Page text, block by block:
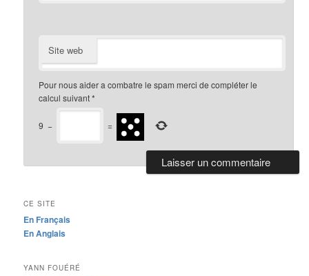
Site web
Pour nous aider a combatre le spam merci de compléter le
calcul suivant*
9 − =
CE SITE
En Français
En Anglais
YANN FOUÉRÉ